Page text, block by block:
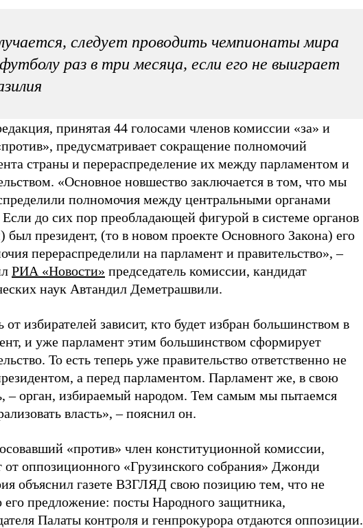
следует проводить чемпионаты мира
раз в три месяца, если его не выиграет
принятая 44 голосами членов комиссии «за» и
предусматривает сокращение полномочий
страны и перераспределение их между парламентом и
«Основное новшество заключается в том, что мы
полномочия между центральными органами
Если до сих пор преобладающей фигурой в системе органов
был президент, (то в новом проекте Основного Закона) его
перераспределили на парламент и правительство»,–
РИА «Новости» председатель комиссии, кандидат
наук Автандил Деметрашвили.
от избирателей зависит, кто будет избран большинством в
и уже парламент этим большинством сформирует
То есть теперь уже правительство ответственно не
а перед парламентом. Парламент же, в свою
–орган, избираемый народом. Тем самым мы пытаемся
власть»,–пояснил он.
«против» член конституционной комиссии,
от оппозиционного «Грузинского собрания» Джонди
объяснил газете ВЗГЛЯД свою позицию тем, что не
предложение: посты Народного защитника,
Палаты контроля и генпрокурора отдаются оппозиции.